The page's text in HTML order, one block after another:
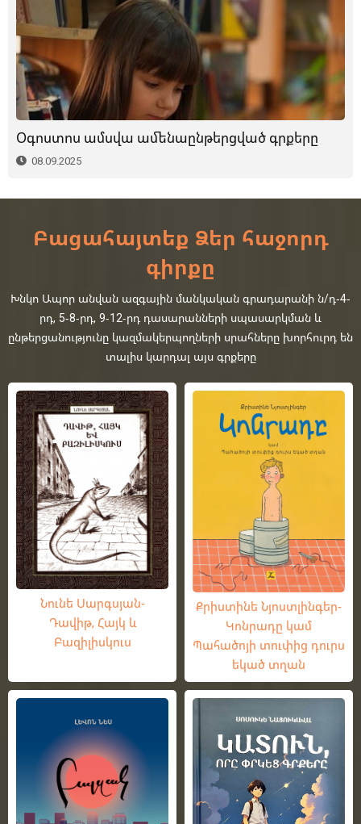
Օգոստոս ամսվա ամենաընթերցված գրքերը
08.09.2025
Բացահայտեք Ձեր հաջորդ
գիրքը
Խնկո Ապոր անվան ազգային մանկական գրադարանի ն/դ-4-
րդ, 5-8-րդ, 9-12-րդ դասարանների սպասարկման և
ընթերցանությունը կազմակերպողների սրահները խորհուրդ են
տալիս կարդալ այս գրքերը
Նունե Սարգսյան-
Դավիթ, Հայկ և
Բազիլիսկուս
Քրիստինե Նյոստլինգեր-
Կոնրադը կամ
Պահածոյի տուփից դուրս
եկած տղան